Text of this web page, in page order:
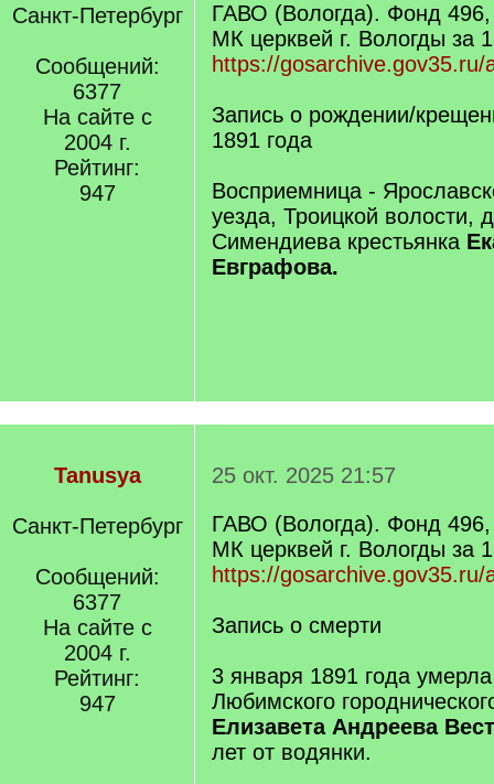
Санкт-Петербург
Сообщений:
6377
На сайте с
2004 г.
Рейтинг:
947
ГАВО (Вологда). Фонд
МК церквей г. Вологды за
https://
Запись о рождении/
1891 года
Восприемница -
уезда, Троицкой волости,
Симендиева крестьянка
Евграфова.
Tanusya
Санкт-Петербург
Сообщений:
6377
На сайте с
2004 г.
Рейтинг:
947
25 окт. 2025 21:57
ГАВО (Вологда). Фонд
МК церквей г. Вологды за
https://
Запись о смерти
3 января 1891 года
Любимского
Елизавета Андреева
лет от водянки.